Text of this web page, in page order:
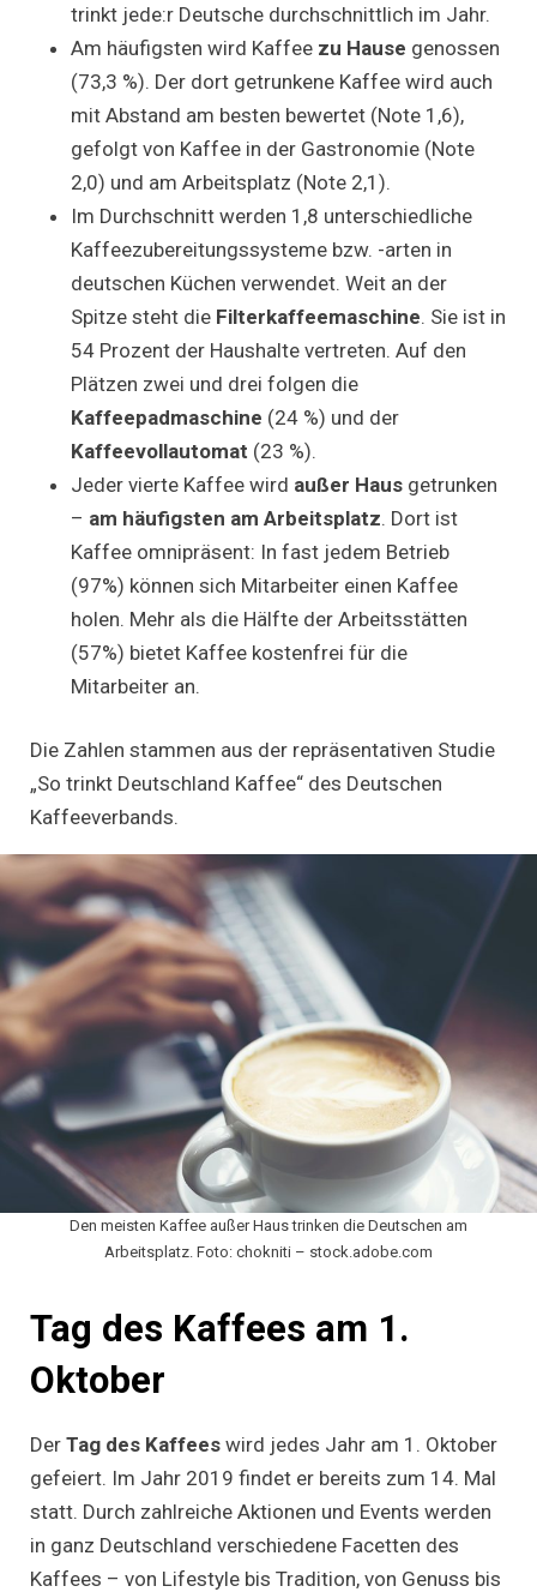
trinkt jede:r Deutsche durchschnittlich im Jahr.
Am häufigsten wird Kaffee zu Hause genossen
(73,3 %). Der dort getrunkene Kaffee wird auch
mit Abstand am besten bewertet (Note 1,6),
gefolgt von Kaffee in der Gastronomie (Note
2,0) und am Arbeitsplatz (Note 2,1).
Im Durchschnitt werden 1,8 unterschiedliche
Kaffeezubereitungssysteme bzw. -arten in
deutschen Küchen verwendet. Weit an der
Spitze steht die Filterkaffeemaschine. Sie ist in
54 Prozent der Haushalte vertreten. Auf den
Plätzen zwei und drei folgen die
Kaffeepadmaschine (24 %) und der
Kaffeevollautomat (23 %).
Jeder vierte Kaffee wird außer Haus getrunken
– am häufigsten am Arbeitsplatz. Dort ist
Kaffee omnipräsent: In fast jedem Betrieb
(97%) können sich Mitarbeiter einen Kaffee
holen. Mehr als die Hälfte der Arbeitsstätten
(57%) bietet Kaffee kostenfrei für die
Mitarbeiter an.
Die Zahlen stammen aus der repräsentativen Studie
„So trinkt Deutschland Kaffee“ des Deutschen
Kaffeeverbands.
Den meisten Kaffee außer Haus trinken die Deutschen am
Arbeitsplatz. Foto: chokniti – stock.adobe.com
Tag des Kaffees am 1.
Oktober
Der Tag des Kaffees wird jedes Jahr am 1. Oktober
gefeiert. Im Jahr 2019 findet er bereits zum 14. Mal
statt. Durch zahlreiche Aktionen und Events werden
in ganz Deutschland verschiedene Facetten des
Kaffees – von Lifestyle bis Tradition, von Genuss bis